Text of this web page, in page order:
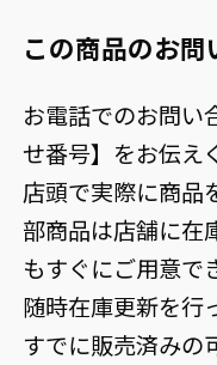
この商品のお問
お電話でのお問い
せ番号】をお伝え
店頭で実際に商品
部商品は店舗に在
もすぐにご用意で
随時在庫更新を行
すでに販売済みの